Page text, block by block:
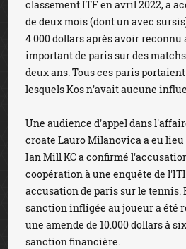
classement ITF en avril 2022, a
de deux mois (dont un avec
4 000 dollars après avoir
important de paris sur des
deux ans. Tous ces paris
lesquels Kos n'avait aucune
Une audience d'appel dans
croate Lauro Milanovica a eu lieu
Ian Mill KC a confirmé
coopération à une enquête de
accusation de paris sur le tennis.
sanction infligée au joueur a été
une amende de 10.000 dollars à
sanction financière.